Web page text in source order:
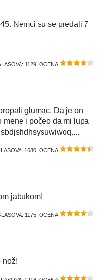
Nemci su se predali 7
1129 , OCENA:
glumac. Da je on
mene i počeo da mi lupa
1680 , OCENA:
jabukom!
1175 , OCENA:
nož!